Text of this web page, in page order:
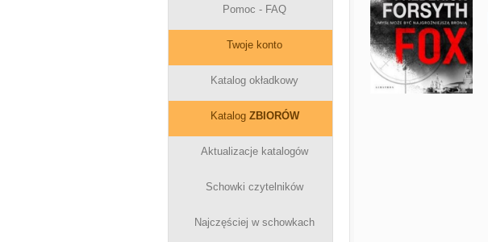
Pomoc - FAQ
Twoje konto
Katalog okładkowy
Katalog ZBIORÓW
Aktualizacje katalogów
Schowki czytelników
Najczęściej w schowkach